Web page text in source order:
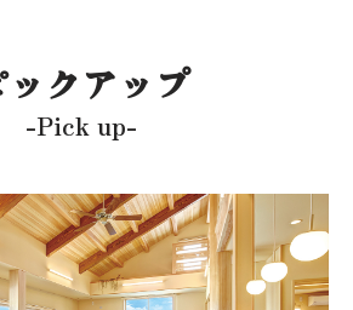
ックアップ
-Pick up-